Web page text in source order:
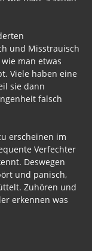
und Misstrauisch
man etwas
Viele haben eine
sie dann
falsch
erscheinen im
Verfechter
Deswegen
und panisch,
Zuhören und
erkennen was